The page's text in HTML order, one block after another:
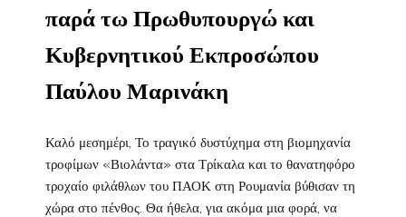
παρά τω Πρωθυπουργώ και
Κυβερνητικού Εκπροσώπου
Παύλου Μαρινάκη
Καλό μεσημέρι, Το τραγικό δυστύχημα στη βιομηχανία
τροφίμων «Βιολάντα» στα Τρίκαλα και το θανατηφόρο
τροχαίο φιλάθλων του ΠΑΟΚ στη Ρουμανία βύθισαν τη
χώρα στο πένθος. Θα ήθελα, για ακόμα μια φορά, να